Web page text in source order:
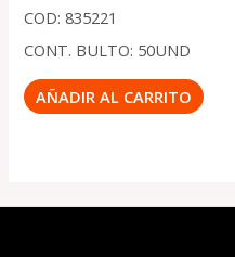
COD: 835221
CONT. BULTO: 50UND
AÑADIR AL CARRITO